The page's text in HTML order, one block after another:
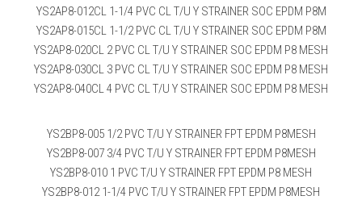
YS2AP8-012CL 1-1/4 PVC CL T/U Y STRAINER SOC EPDM P8M
YS2AP8-015CL 1-1/2 PVC CL T/U Y STRAINER SOC EPDM P8M
YS2AP8-020CL 2 PVC CL T/U Y STRAINER SOC EPDM P8 MESH
YS2AP8-030CL 3 PVC CL T/U Y STRAINER SOC EPDM P8 MESH
YS2AP8-040CL 4 PVC CL T/U Y STRAINER SOC EPDM P8 MESH
YS2BP8-005 1/2 PVC T/U Y STRAINER FPT EPDM P8MESH
YS2BP8-007 3/4 PVC T/U Y STRAINER FPT EPDM P8MESH
YS2BP8-010 1 PVC T/U Y STRAINER FPT EPDM P8 MESH
YS2BP8-012 1-1/4 PVC T/U Y STRAINER FPT EPDM P8MESH